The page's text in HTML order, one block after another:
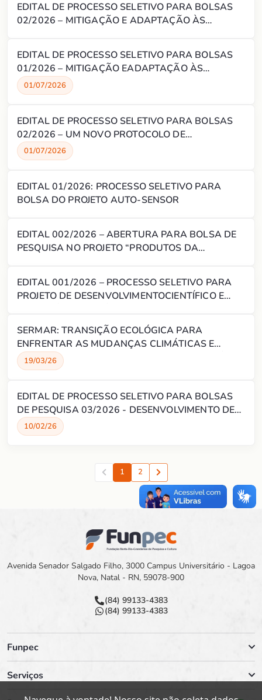
EDITAL DE PROCESSO SELETIVO PARA BOLSAS
02/2026 – MITIGAÇÃO E ADAPTAÇÃO ÀS
EDITAL DE PROCESSO SELETIVO PARA BOLSAS
01/2026 – MITIGAÇÃO EADAPTAÇÃO ÀS
MUDANÇAS CLIMÁTICAS: PREPARANDO NATAL
PARA 2050
01/07/2026
EDITAL DE PROCESSO SELETIVO PARA BOLSAS
02/2026 – UM NOVO PROTOCOLO DE
INTERVENÇÃO CLÍNICA À BASE DE N,N-
DIMETILTRIPTAMINA PARA O TRATAMENTO DA
HUMANO
01/07/2026
EDITAL 01/2026: PROCESSO SELETIVO PARA
BOLSA DO PROJETO AUTO-SENSOR
EDITAL 002/2026 – ABERTURA PARA BOLSA DE
PESQUISA NO PROJETO “PRODUTOS DA
EDITAL 001/2026 – PROCESSO SELETIVO PARA
PROJETO DE DESENVOLVIMENTOCIENTÍFICO E
SERMAR: TRANSIÇÃO ECOLÓGICA PARA
ENFRENTAR AS MUDANÇAS CLIMÁTICAS E
PROMOVER O DESENVOLVIMENTO SUSTENTÁVEL
DO MAR AO SERTÃO
19/03/26
EDITAL DE PROCESSO SELETIVO PARA BOLSAS
DE PESQUISA 03/2026 - DESENVOLVIMENTO DE
GEOPOLÍMEROS À BASE DE ROCHA PARA
ISOLAMENTO ZONAL E ABANDONO DE POÇOS
OCORRÊNCIA NATURAL NO BRASIL
10/02/26
Anterior
1 2 Proxima
Avenida Senador Salgado Filho, 3000 Campus Universitário - Lagoa
Nova, Natal - RN, 59078-900
(84) 99133-4383
(84) 99133-4383
Funpec
Serviços